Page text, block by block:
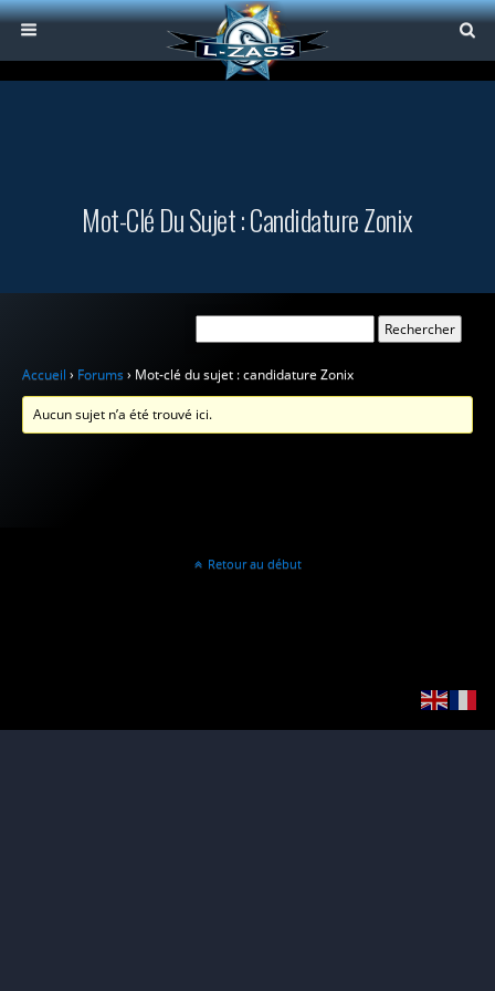
Mot-Clé Du Sujet : Candidature Zonix
Accueil › Forums › Mot-clé du sujet : candidature Zonix
Aucun sujet n’a été trouvé ici.
Retour au début